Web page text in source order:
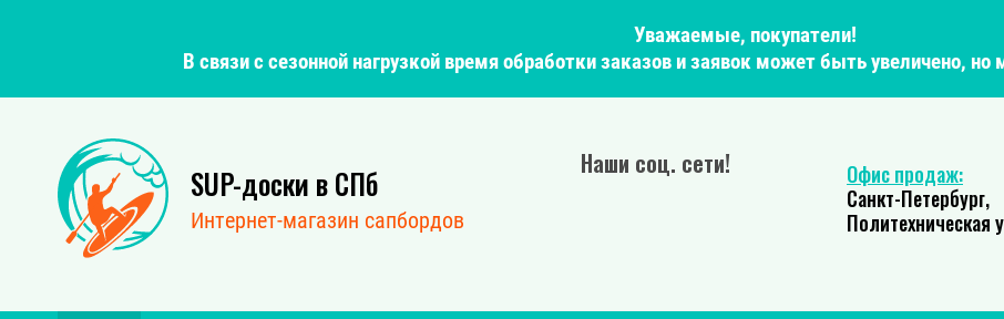
Уважаемые, покупатели!
В связи с сезонной нагрузкой время обработки заказов и заявок может быть увеличено,
SUP-доски в СПб
Интернет-магазин сапбордов
Наши соц. сети!
Офис продаж:
Санкт-Петербург,
Политехническая